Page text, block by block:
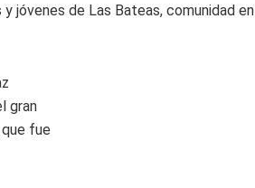
jóvenes de Las Bateas, comunidad en
gran
fue